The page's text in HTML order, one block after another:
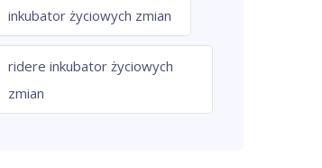
inkubator życiowych zmian
ridere inkubator życiowych
zmian